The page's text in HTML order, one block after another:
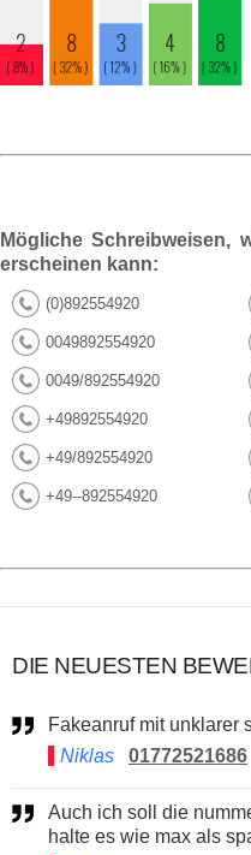
Mögliche Schreibweisen,
erscheinen kann:
(0)892554920
0049892554920
0049/892554920
+49892554920
+49/892554920
+49--892554920
DIE NEUESTEN
Fakeanruf mit unklarer
Niklas
01772521686
Auch ich soll die nummer anrufen. geschenk von otto.
halte es wie max als